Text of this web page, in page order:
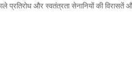
प्रतिरोध और स्वतंत्रता सेनानियों की विरासतें